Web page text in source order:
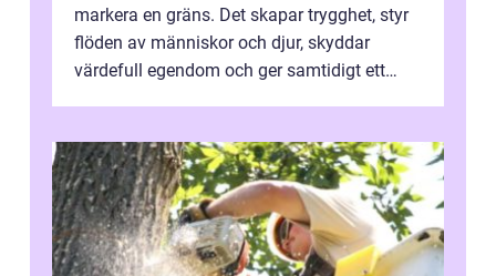
markera en gräns. Det skapar trygghet, styr
flöden av människor och djur, skyddar
värdefull egendom och ger samtidigt ett